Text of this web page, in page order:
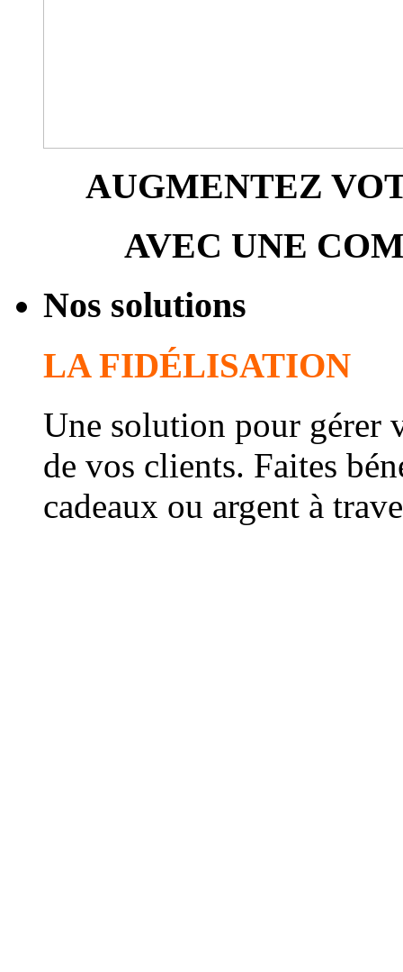
AUGMENTEZ
AVEC UNE
Nos solutions
LA FIDÉLISATION
Une solution pour gérer
de vos clients. Faites
cadeaux ou argent à